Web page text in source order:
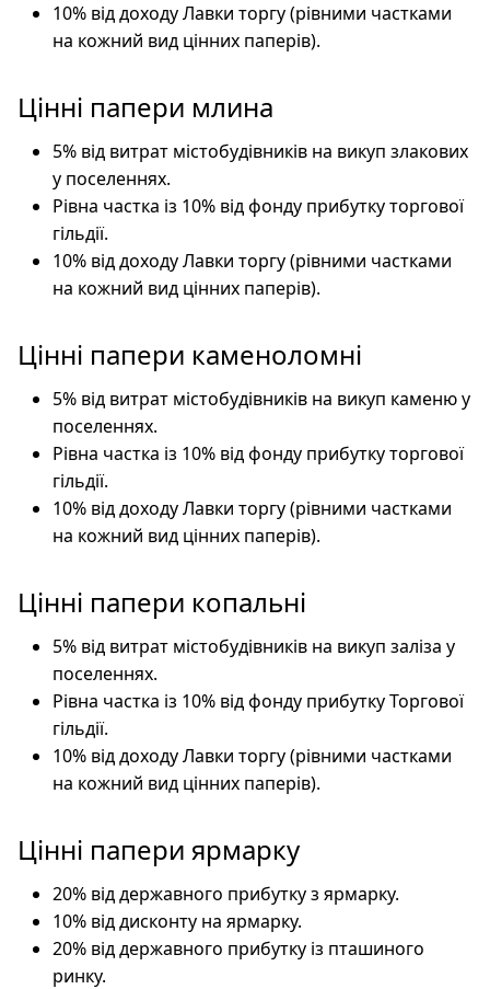
10% від доходу Лавки торгу (рівними частками
на кожний вид цінних паперів).
Цінні папери млина
5% від витрат містобудівників на викуп злакових
у поселеннях.
Рівна частка із 10% від фонду прибутку торгової
гільдії.
10% від доходу Лавки торгу (рівними частками
на кожний вид цінних паперів).
Цінні папери каменоломні
5% від витрат містобудівників на викуп каменю у
поселеннях.
Рівна частка із 10% від фонду прибутку торгової
гільдії.
10% від доходу Лавки торгу (рівними частками
на кожний вид цінних паперів).
Цінні папери копальні
5% від витрат містобудівників на викуп заліза у
поселеннях.
Рівна частка із 10% від фонду прибутку Торгової
гільдії.
10% від доходу Лавки торгу (рівними частками
на кожний вид цінних паперів).
Цінні папери ярмарку
20% від державного прибутку з ярмарку.
10% від дисконту на ярмарку.
20% від державного прибутку із пташиного
ринку.